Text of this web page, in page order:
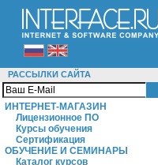
РАССЫЛКИ САЙТА
ИНТЕРНЕТ-МАГАЗИН
Лицензионное ПО
Курсы обучения
Сертификация
ОБУЧЕНИЕ И СЕМИНАРЫ
Каталог курсов